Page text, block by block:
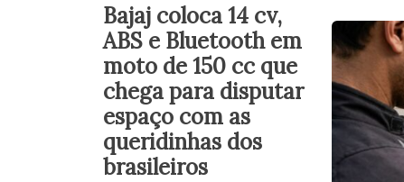
Bajaj coloca 14 cv,
ABS e Bluetooth em
moto de 150 cc que
chega para disputar
espaço com as
queridinhas dos
brasileiros